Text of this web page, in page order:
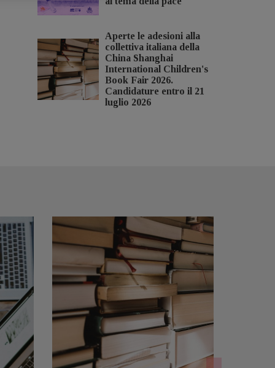
Aperte le adesioni alla
collettiva italiana della
China Shanghai
International Children's
Book Fair 2026.
Candidature entro il 21
luglio 2026